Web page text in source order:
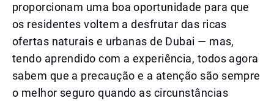
proporcionam uma boa oportunidade para que
os residentes voltem a desfrutar das ricas
ofertas naturais e urbanas de Dubai — mas,
tendo aprendido com a experiência, todos agora
sabem que a precaução e a atenção são sempre
o melhor seguro quando as circunstâncias